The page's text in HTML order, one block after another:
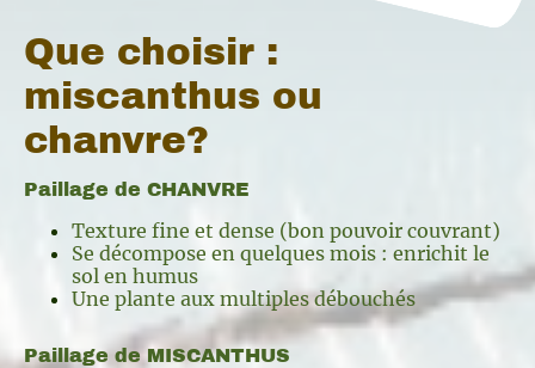
Que choisir :
miscanthus ou
chanvre?
Paillage de CHANVRE
Texture fine et dense (bon pouvoir couvrant)
Se décompose en quelques mois : enrichit le
sol en humus
Une plante aux multiples débouchés
Paillage de MISCANTHUS